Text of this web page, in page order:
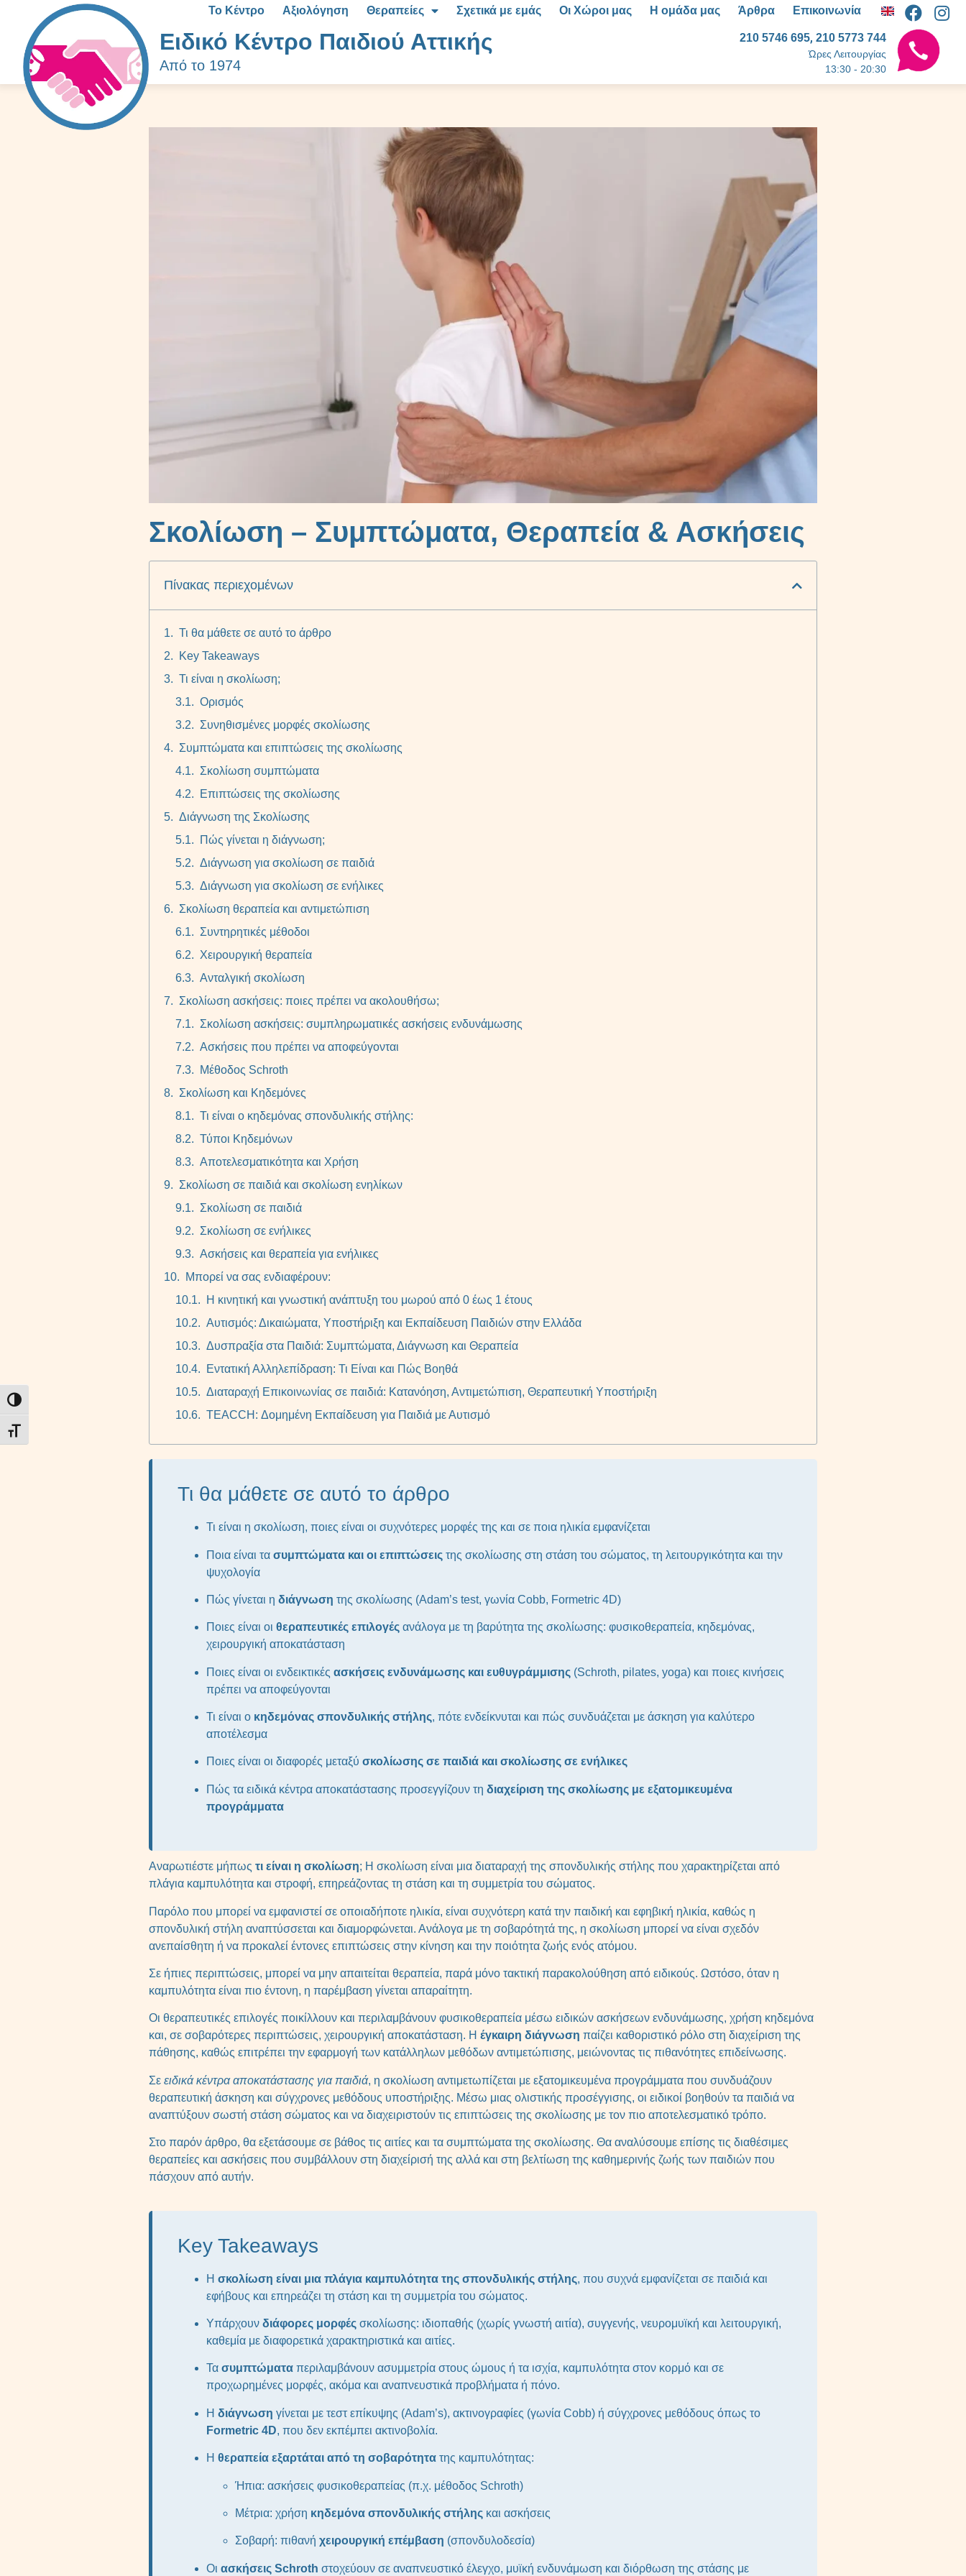
Εναλλαγή Υψηλής Αντίθεσης
Εναλλαγή Μεγέθους Γραμμάτων
Το Κέντρο Αξιολόγηση Θεραπείες Σχετικά με εμάς Οι Χώροι μας Η ομάδα μας Άρθρα Επικοινωνία
Ειδικό Κέντρο Παιδιού Αττικής
Από το 1974
210 5746 695,210 5773 744
Ώρες Λειτουργίας
13:30 - 20:30
Σκολίωση – Συμπτώματα, Θεραπεία & Ασκήσεις
Πίνακας περιεχομένων
Τι θα μάθετε σε αυτό το άρθρο
Key Takeaways
Τι είναι η σκολίωση;
Ορισμός
Συνηθισμένες μορφές σκολίωσης
Συμπτώματα και επιπτώσεις της σκολίωσης
Σκολίωση συμπτώματα
Επιπτώσεις της σκολίωσης
Διάγνωση της Σκολίωσης
Πώς γίνεται η διάγνωση;
Διάγνωση για σκολίωση σε παιδιά
Διάγνωση για σκολίωση σε ενήλικες
Σκολίωση θεραπεία και αντιμετώπιση
Συντηρητικές μέθοδοι
Χειρουργική θεραπεία
Ανταλγική σκολίωση
Σκολίωση ασκήσεις: ποιες πρέπει να ακολουθήσω;
Σκολίωση ασκήσεις: συμπληρωματικές ασκήσεις ενδυνάμωσης
Ασκήσεις που πρέπει να αποφεύγονται
Μέθοδος Schroth
Σκολίωση και Κηδεμόνες
Τι είναι ο κηδεμόνας σπονδυλικής στήλης:
Τύποι Κηδεμόνων
Αποτελεσματικότητα και Χρήση
Σκολίωση σε παιδιά και σκολίωση ενηλίκων
Σκολίωση σε παιδιά
Σκολίωση σε ενήλικες
Ασκήσεις και θεραπεία για ενήλικες
Μπορεί να σας ενδιαφέρουν:
Η κινητική και γνωστική ανάπτυξη του μωρού από 0 έως 1 έτους
Αυτισμός: Δικαιώματα, Υποστήριξη και Εκπαίδευση Παιδιών στην Ελλάδα
Δυσπραξία στα Παιδιά: Συμπτώματα, Διάγνωση και Θεραπεία
Εντατική Αλληλεπίδραση: Τι Είναι και Πώς Βοηθά
Διαταραχή Επικοινωνίας σε παιδιά: Κατανόηση, Αντιμετώπιση, Θεραπευτική Υποστήριξη
TEACCH: Δομημένη Εκπαίδευση για Παιδιά με Αυτισμό
Τι θα μάθετε σε αυτό το άρθρο
Τι είναι η σκολίωση, ποιες είναι οι συχνότερες μορφές της και σε ποια ηλικία εμφανίζεται
Ποια είναι τα συμπτώματα και οι επιπτώσεις της σκολίωσης στη στάση του σώματος, τη λειτουργικότητα και την
ψυχολογία
Πώς γίνεται η διάγνωση της σκολίωσης (Adam’s test, γωνία Cobb, Formetric 4D)
Ποιες είναι οι θεραπευτικές επιλογές ανάλογα με τη βαρύτητα της σκολίωσης: φυσικοθεραπεία, κηδεμόνας,
χειρουργική αποκατάσταση
Ποιες είναι οι ενδεικτικές ασκήσεις ενδυνάμωσης και ευθυγράμμισης (Schroth, pilates, yoga) και ποιες κινήσεις
πρέπει να αποφεύγονται
Τι είναι ο κηδεμόνας σπονδυλικής στήλης, πότε ενδείκνυται και πώς συνδυάζεται με άσκηση για καλύτερο
αποτέλεσμα
Ποιες είναι οι διαφορές μεταξύ σκολίωσης σε παιδιά και σκολίωσης σε ενήλικες
Πώς τα ειδικά κέντρα αποκατάστασης προσεγγίζουν τη διαχείριση της σκολίωσης με εξατομικευμένα
προγράμματα
Αναρωτιέστε μήπως τι είναι η σκολίωση; Η σκολίωση είναι μια διαταραχή της σπονδυλικής στήλης που χαρακτηρίζεται από
πλάγια καμπυλότητα και στροφή, επηρεάζοντας τη στάση και τη συμμετρία του σώματος.
Παρόλο που μπορεί να εμφανιστεί σε οποιαδήποτε ηλικία, είναι συχνότερη κατά την παιδική και εφηβική ηλικία, καθώς η
σπονδυλική στήλη αναπτύσσεται και διαμορφώνεται. Ανάλογα με τη σοβαρότητά της, η σκολίωση μπορεί να είναι σχεδόν
ανεπαίσθητη ή να προκαλεί έντονες επιπτώσεις στην κίνηση και την ποιότητα ζωής ενός ατόμου.
Σε ήπιες περιπτώσεις, μπορεί να μην απαιτείται θεραπεία, παρά μόνο τακτική παρακολούθηση από ειδικούς. Ωστόσο, όταν η
καμπυλότητα είναι πιο έντονη, η παρέμβαση γίνεται απαραίτητη.
Οι θεραπευτικές επιλογές ποικίλλουν και περιλαμβάνουν φυσικοθεραπεία μέσω ειδικών ασκήσεων ενδυνάμωσης, χρήση κηδεμόνα
και, σε σοβαρότερες περιπτώσεις, χειρουργική αποκατάσταση. Η έγκαιρη διάγνωση παίζει καθοριστικό ρόλο στη διαχείριση της
πάθησης, καθώς επιτρέπει την εφαρμογή των κατάλληλων μεθόδων αντιμετώπισης, μειώνοντας τις πιθανότητες επιδείνωσης.
Σε ειδικά κέντρα αποκατάστασης για παιδιά, η σκολίωση αντιμετωπίζεται με εξατομικευμένα προγράμματα που συνδυάζουν
θεραπευτική άσκηση και σύγχρονες μεθόδους υποστήριξης. Μέσω μιας ολιστικής προσέγγισης, οι ειδικοί βοηθούν τα παιδιά να
αναπτύξουν σωστή στάση σώματος και να διαχειριστούν τις επιπτώσεις της σκολίωσης με τον πιο αποτελεσματικό τρόπο.
Στο παρόν άρθρο, θα εξετάσουμε σε βάθος τις αιτίες και τα συμπτώματα της σκολίωσης. Θα αναλύσουμε επίσης τις διαθέσιμες
θεραπείες και ασκήσεις που συμβάλλουν στη διαχείρισή της αλλά και στη βελτίωση της καθημερινής ζωής των παιδιών που
πάσχουν από αυτήν.
Key Takeaways
Η σκολίωση είναι μια πλάγια καμπυλότητα της σπονδυλικής στήλης, που συχνά εμφανίζεται σε παιδιά και
εφήβους και επηρεάζει τη στάση και τη συμμετρία του σώματος.
Υπάρχουν διάφορες μορφές σκολίωσης: ιδιοπαθής (χωρίς γνωστή αιτία), συγγενής, νευρομυϊκή και λειτουργική,
καθεμία με διαφορετικά χαρακτηριστικά και αιτίες.
Τα συμπτώματα περιλαμβάνουν ασυμμετρία στους ώμους ή τα ισχία, καμπυλότητα στον κορμό και σε
προχωρημένες μορφές, ακόμα και αναπνευστικά προβλήματα ή πόνο.
Η διάγνωση γίνεται με τεστ επίκυψης (Adam’s), ακτινογραφίες (γωνία Cobb) ή σύγχρονες μεθόδους όπως το
Formetric 4D, που δεν εκπέμπει ακτινοβολία.
Η θεραπεία εξαρτάται από τη σοβαρότητα της καμπυλότητας:
Ήπια: ασκήσεις φυσικοθεραπείας (π.χ. μέθοδος Schroth)
Μέτρια: χρήση κηδεμόνα σπονδυλικής στήλης και ασκήσεις
Σοβαρή: πιθανή χειρουργική επέμβαση (σπονδυλοδεσία)
Οι ασκήσεις Schroth στοχεύουν σε αναπνευστικό έλεγχο, μυϊκή ενδυνάμωση και διόρθωση της στάσης με